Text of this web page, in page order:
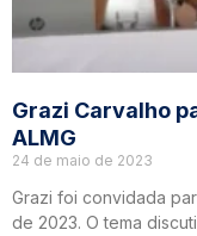
Grazi Carvalho
ALMG
24 de maio de 2023
Grazi foi convidada
de 2023. O tema